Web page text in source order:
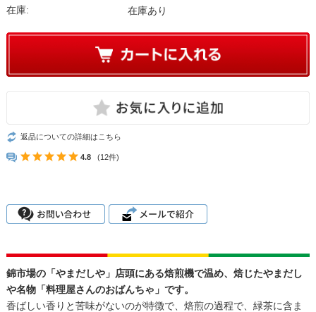
在庫: 在庫あり
返品についての詳細はこちら
4.8 (12件)
錦市場の「やまだしや」店頭にある焙煎機で温め、焙じたやまだし
や名物「料理屋さんのおばんちゃ」です。
香ばしい香りと苦味がないのが特徴で、焙煎の過程で、緑茶に含ま